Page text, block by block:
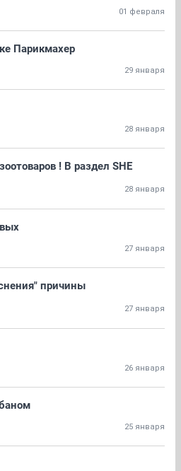
01 февраля
Парикмахер
29 января
28 января
! В раздел SHE
28 января
27 января
причины
27 января
26 января
25 января